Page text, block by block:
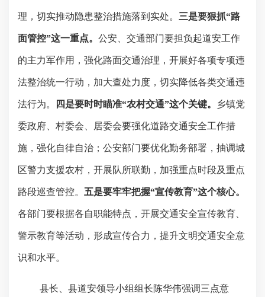
理，切实推动隐患整治措施落到实处。 三是要狠抓“路
面管控”这一重点。 公安、交通部门要担负起道安工作
的主力军作用，强化路面交通治理，开展好各项专项违
法整治统一行动，加大查处力度，切实降低各类交通违
法行为。 四是要时时瞄准“农村交通”这个关键。 乡镇党
委政府、村委会、居委会要强化道路交通安全工作措
施，强化自律自治；公安部门要优化勤务部署，抽调城
区警力支援农村，开展队所联勤，加强重点时段及重点
路段巡查管控。 五是要牢牢把握“宣传教育”这个核心。
各部门要根据各自职能特点，开展交通安全宣传教育、
警示教育等活动，形成宣传合力，提升文明交通安全意
识和水平。
县长、县道安领导小组组长陈华伟强调三点意